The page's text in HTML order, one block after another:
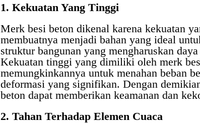
1. Kekuatan Yang Tinggi
Merk besi beton dikenal karena kekuatan
membuatnya menjadi bahan yang ideal
struktur bangunan yang mengharuskan
Kekuatan tinggi yang dimiliki oleh merk
memungkinkannya untuk menahan beban
deformasi yang signifikan. Dengan
beton dapat memberikan keamanan dan
2. Tahan Terhadap Elemen Cuaca